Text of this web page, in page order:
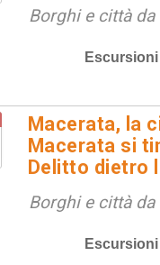
Borghi e città
Escursioni
Macerata, la
Macerata si
Delitto dietro
Borghi e città
Escursioni